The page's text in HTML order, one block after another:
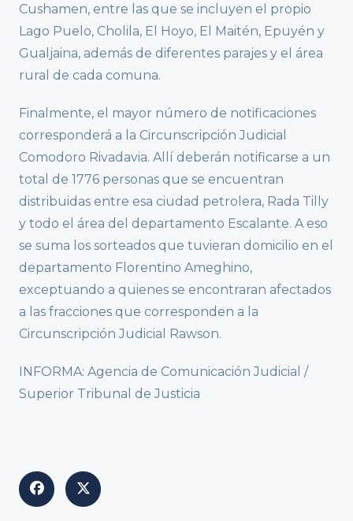
Cushamen, entre las que se incluyen el propio
Lago Puelo, Cholila, El Hoyo, El Maitén, Epuyén y
Gualjaina, además de diferentes parajes y el área
rural de cada comuna.
Finalmente, el mayor número de notificaciones
corresponderá a la Circunscripción Judicial
Comodoro Rivadavia. Allí deberán notificarse a un
total de 1776 personas que se encuentran
distribuidas entre esa ciudad petrolera, Rada Tilly
y todo el área del departamento Escalante. A eso
se suma los sorteados que tuvieran domicilio en el
departamento Florentino Ameghino,
exceptuando a quienes se encontraran afectados
a las fracciones que corresponden a la
Circunscripción Judicial Rawson.
INFORMA: Agencia de Comunicación Judicial /
Superior Tribunal de Justicia